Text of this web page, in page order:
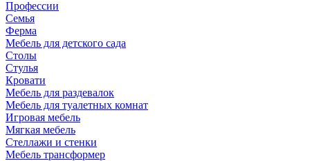
Профессии
Семья
Ферма
Мебель для детского сада
Столы
Cтулья
Кровати
Мебель для раздевалок
Мебель для туалетных комнат
Игровая мебель
Мягкая мебель
Стеллажи и стенки
Мебель трансформер